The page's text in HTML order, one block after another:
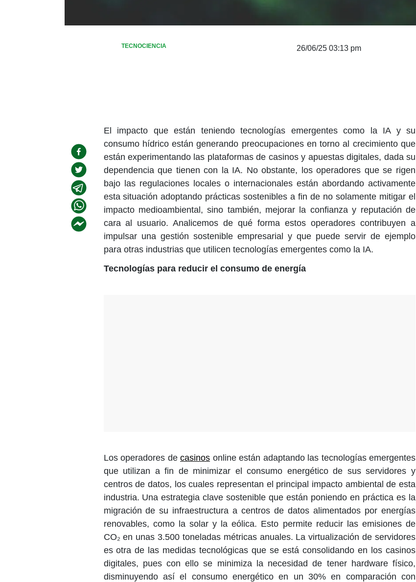
TECNOCIENCIA 26/06/25 03:13 pm
El impacto que están teniendo tecnologías emergentes como la IA y su
consumo hídrico están generando preocupaciones en torno al crecimiento que
están experimentando las plataformas de casinos y apuestas digitales, dada su
dependencia que tienen con la IA. No obstante, los operadores que se rigen
bajo las regulaciones locales o internacionales están abordando activamente
esta situación adoptando prácticas sostenibles a fin de no solamente mitigar el
impacto medioambiental, sino también, mejorar la confianza y reputación de
cara al usuario. Analicemos de qué forma estos operadores contribuyen a
impulsar una gestión sostenible empresarial y que puede servir de ejemplo
para otras industrias que utilicen tecnologías emergentes como la IA.
Tecnologías para reducir el consumo de energía
Los operadores de casinos online están adaptando las tecnologías emergentes
que utilizan a fin de minimizar el consumo energético de sus servidores y
centros de datos, los cuales representan el principal impacto ambiental de esta
industria. Una estrategia clave sostenible que están poniendo en práctica es la
migración de su infraestructura a centros de datos alimentados por energías
renovables, como la solar y la eólica. Esto permite reducir las emisiones de
CO₂ en unas 3.500 toneladas métricas anuales. La virtualización de servidores
es otra de las medidas tecnológicas que se está consolidando en los casinos
digitales, pues con ello se minimiza la necesidad de tener hardware físico,
disminuyendo así el consumo energético en un 30% en comparación con